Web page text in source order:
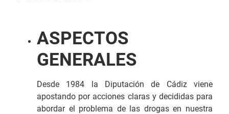
ASPECTOS
GENERALES
Desde 1984 la Diputación de Cádiz viene
apostando por acciones claras y decididas para
abordar el problema de las drogas en nuestra